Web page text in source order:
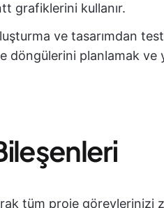
grafiklerini kullanır.
ve tasarımdan test
döngülerini planlamak
tüm proje görevlerinizi